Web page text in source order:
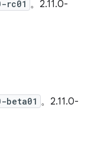
rc01 。2.11.0-
beta01 。2.11.0-